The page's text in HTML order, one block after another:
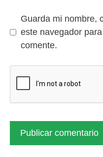
Guarda mi nombre,
este navegador
comente.